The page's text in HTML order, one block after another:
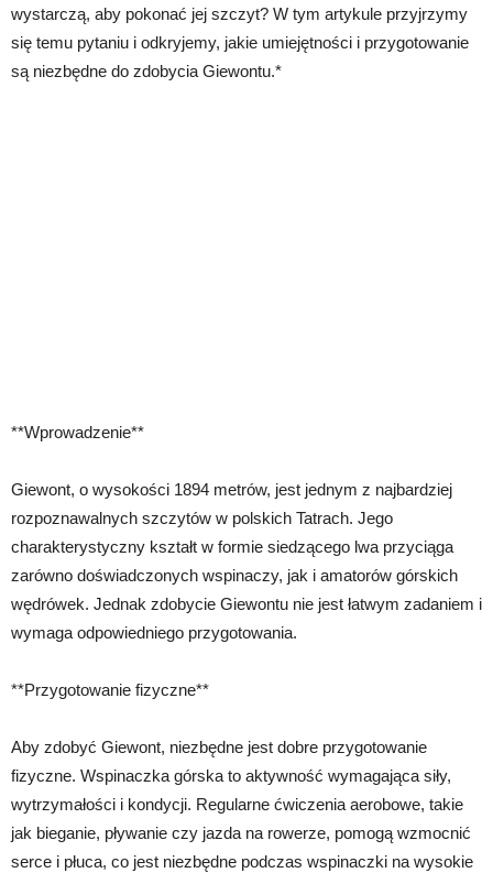
wystarczą, aby pokonać jej szczyt? W tym artykule przyjrzymy
się temu pytaniu i odkryjemy, jakie umiejętności i przygotowanie
są niezbędne do zdobycia Giewontu.*
**Wprowadzenie**
Giewont, o wysokości 1894 metrów, jest jednym z najbardziej
rozpoznawalnych szczytów w polskich Tatrach. Jego
charakterystyczny kształt w formie siedzącego lwa przyciąga
zarówno doświadczonych wspinaczy, jak i amatorów górskich
wędrówek. Jednak zdobycie Giewontu nie jest łatwym zadaniem i
wymaga odpowiedniego przygotowania.
**Przygotowanie fizyczne**
Aby zdobyć Giewont, niezbędne jest dobre przygotowanie
fizyczne. Wspinaczka górska to aktywność wymagająca siły,
wytrzymałości i kondycji. Regularne ćwiczenia aerobowe, takie
jak bieganie, pływanie czy jazda na rowerze, pomogą wzmocnić
serce i płuca, co jest niezbędne podczas wspinaczki na wysokie